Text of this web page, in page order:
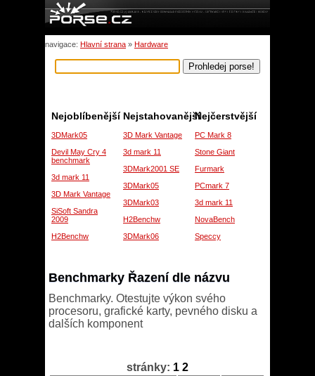
navigace: Hlavní strana » Hardware
Nejčerstvější
PC Mark 8
Stone Giant
Furmark
PCmark 7
3d mark 11
NovaBench
Speccy
Nejstahovanější
3D Mark Vantage
3d mark 11
3DMark2001 SE
3DMark05
3DMark03
H2Benchw
3DMark06
Nejoblíbenější
3DMark05
Devil May Cry 4
benchmark
3d mark 11
3D Mark Vantage
SiSoft Sandra
2009
H2Benchw
Benchmarky Řazení dle názvu
Benchmarky. Otestujte výkon svého
procesoru, grafické karty, pevného disku a
dalších komponent
stránky: 1 2